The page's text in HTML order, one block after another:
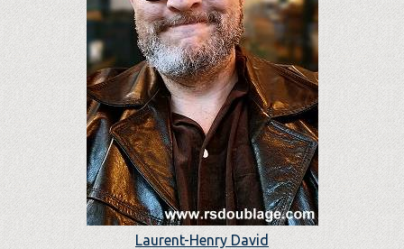
Laurent-Henry David